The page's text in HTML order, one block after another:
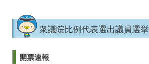
衆議院比例代表選出議員選挙
開票速報